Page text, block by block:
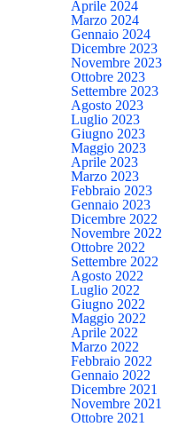
Aprile 2024
Marzo 2024
Gennaio 2024
Dicembre 2023
Novembre 2023
Ottobre 2023
Settembre 2023
Agosto 2023
Luglio 2023
Giugno 2023
Maggio 2023
Aprile 2023
Marzo 2023
Febbraio 2023
Gennaio 2023
Dicembre 2022
Novembre 2022
Ottobre 2022
Settembre 2022
Agosto 2022
Luglio 2022
Giugno 2022
Maggio 2022
Aprile 2022
Marzo 2022
Febbraio 2022
Gennaio 2022
Dicembre 2021
Novembre 2021
Ottobre 2021